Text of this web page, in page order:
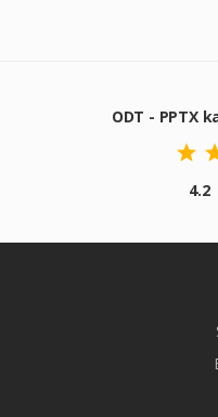
ODT - PPTX
4.2